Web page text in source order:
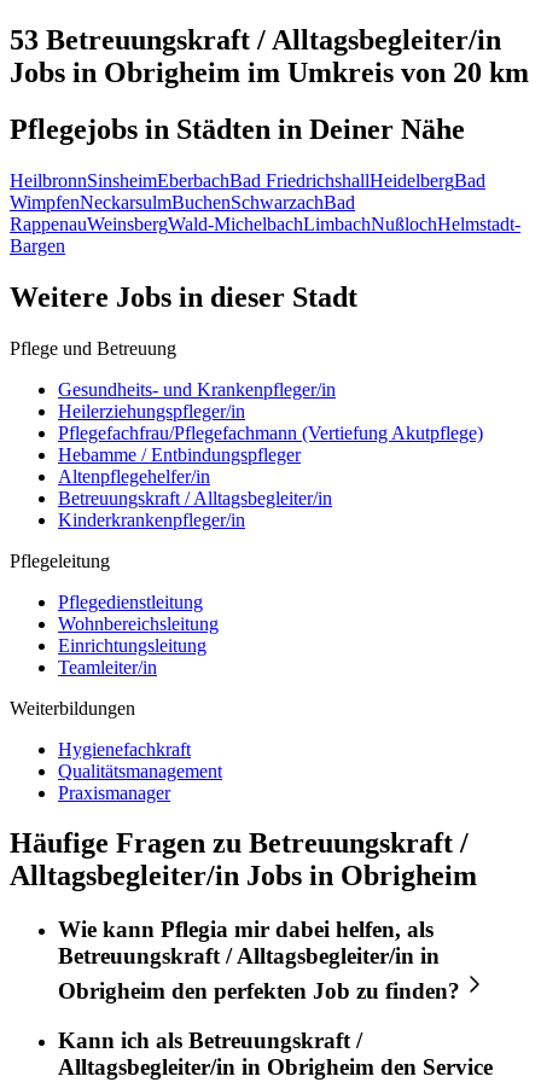
53 Betreuungskraft / Alltagsbegleiter/in
Jobs in Obrigheim im Umkreis von 20 km
Pflegejobs in Städten in Deiner Nähe
HeilbronnSinsheimEberbachBad FriedrichshallHeidelbergBad
WimpfenNeckarsulmBuchenSchwarzachBad
RappenauWeinsbergWald-MichelbachLimbachNußlochHelmstadt-
Bargen
Weitere Jobs in dieser Stadt
Pflege und Betreuung
Gesundheits- und Krankenpfleger/in
Heilerziehungspfleger/in
Pflegefachfrau/Pflegefachmann (Vertiefung Akutpflege)
Hebamme / Entbindungspfleger
Altenpflegehelfer/in
Betreuungskraft / Alltagsbegleiter/in
Kinderkrankenpfleger/in
Pflegeleitung
Pflegedienstleitung
Wohnbereichsleitung
Einrichtungsleitung
Teamleiter/in
Weiterbildungen
Hygienefachkraft
Qualitätsmanagement
Praxismanager
Häufige Fragen zu Betreuungskraft /
Alltagsbegleiter/in Jobs in Obrigheim
Wie kann Pflegia mir dabei helfen, als
Betreuungskraft / Alltagsbegleiter/in in
Obrigheim den perfekten Job zu finden?
Kann ich als Betreuungskraft /
Alltagsbegleiter/in in Obrigheim den Service